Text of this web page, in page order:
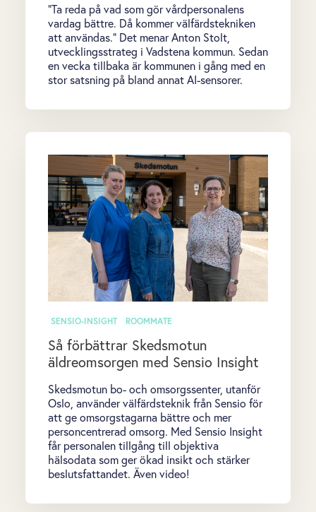
”Ta reda på vad som gör vårdpersonalens
vardag bättre. Då kommer välfärdstekniken
att användas.” Det menar Anton Stolt,
utvecklingsstrateg i Vadstena kommun. Sedan
en vecka tillbaka är kommunen i gång med en
stor satsning på bland annat AI-sensorer.
SENSIO-INSIGHT ROOMMATE
Så förbättrar Skedsmotun
äldreomsorgen med Sensio Insight
Skedsmotun bo- och omsorgssenter, utanför
Oslo, använder välfärdsteknik från Sensio för
att ge omsorgstagarna bättre och mer
personcentrerad omsorg. Med Sensio Insight
får personalen tillgång till objektiva
hälsodata som ger ökad insikt och stärker
beslutsfattandet. Även video!